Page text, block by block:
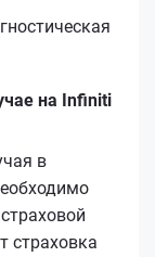
на Infiniti
в
страховка